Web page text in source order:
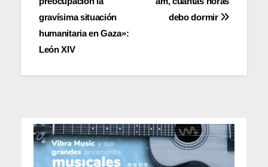
de
entradas
debo dormir
gravísima situación
humanitaria en Gaza»:
León XIV